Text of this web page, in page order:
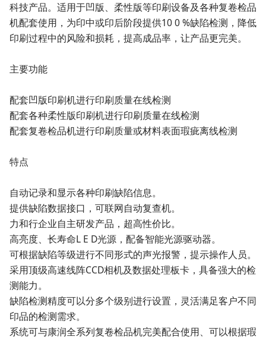
科技产品。适用于凹版、柔性版等印刷设备及各种复卷检品
机配套使用，为印中或印后阶段提供10 0 %缺陷检测，降低
印刷过程中的风险和损耗，提高成品率，让产品更完美。
主要功能
配套凹版印刷机进行印刷质量在线检测
配套各种柔性版印刷机进行印刷质量在线检测
配套复卷检品机进行印刷质量或材料表面瑕疵离线检测
特点
自动记录和显示各种印刷缺陷信息。
提供缺陷数据接口，可联网自动复查机。
力和行企业自主研发产品，超高性价比。
高亮度、长寿命L E D光源，配备智能光源驱动器。
可根据缺陷等级进行不同形式的声光报警，提示操作人员。
采用顶级高速线阵CCD相机及数据处理板卡，具备强大的检
测能力。
缺陷检测精度可以分多个级别进行设置，灵活满足客户不同
印品的检测需求。
系统可与康润全系列复卷检品机完美配合使用、可以根据瑕